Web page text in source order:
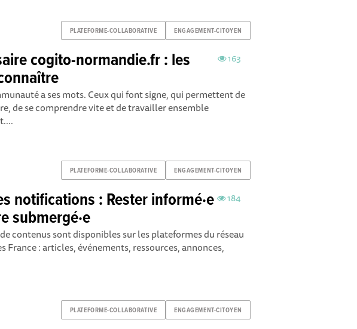
PLATEFORME-COLLABORATIVE ENGAGEMENT-CITOYEN
163
cogito-normandie.fr : les
a ses mots. Ceux qui font signe, qui permettent de
de se comprendre vite et de travailler ensemble
PLATEFORME-COLLABORATIVE ENGAGEMENT-CITOYEN
184
notifications : Rester informé·e
submergé·e
contenus sont disponibles sur les plateformes du réseau
France : articles, événements, ressources, annonces,
PLATEFORME-COLLABORATIVE ENGAGEMENT-CITOYEN